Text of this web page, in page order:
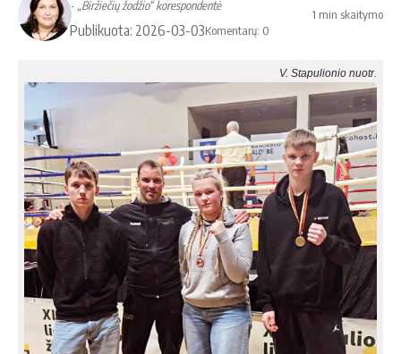
- „Biržiečių žodžio“ korespondentė
Publikuota: 2026-03-03Komentarų: 0
1 min skaitymo
V. Stapulionio nuotr.